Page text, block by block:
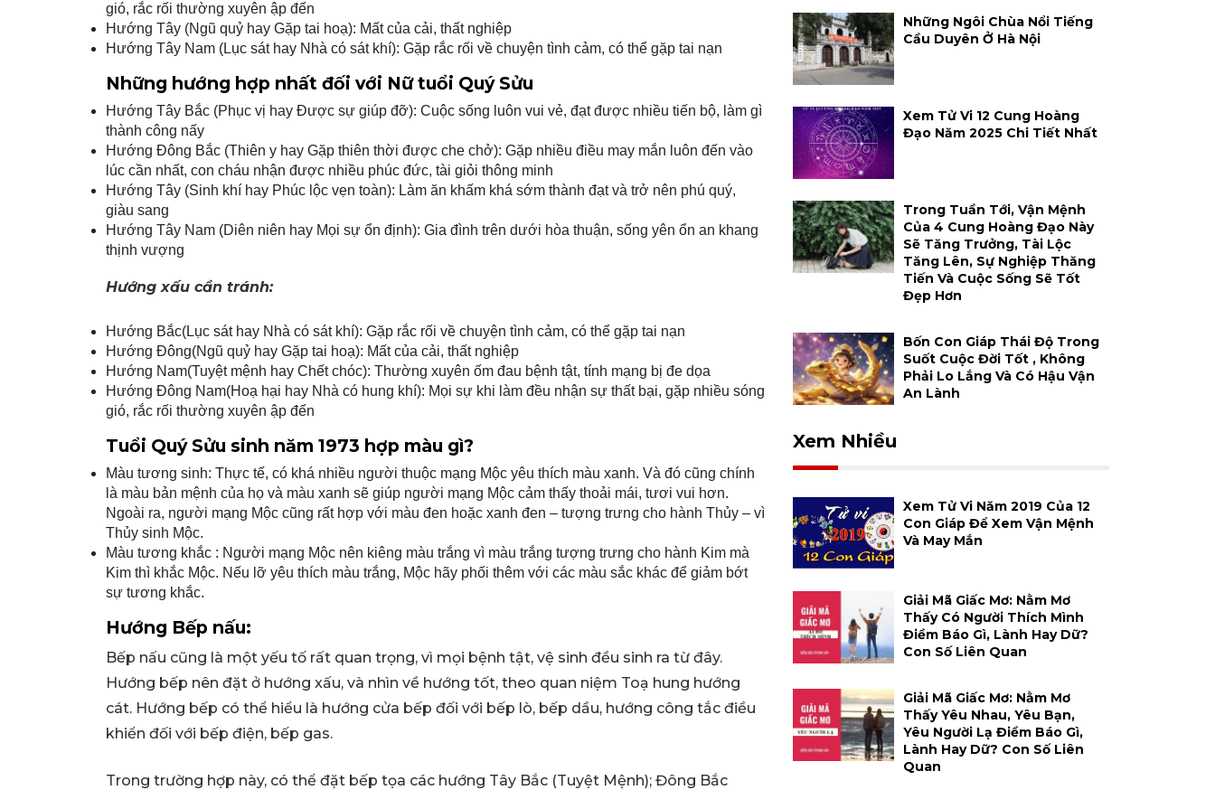
gió, rắc rối thường xuyên ập đến
Hướng Tây (Ngũ quỷ hay Gặp tai hoạ): Mất của cải, thất nghiệp
Hướng Tây Nam (Lục sát hay Nhà có sát khí): Gặp rắc rối về chuyện tình cảm, có thể gặp tai nạn
Những hướng hợp nhất đối với Nữ tuổi Quý Sửu
Hướng Tây Bắc (Phục vị hay Được sự giúp đỡ): Cuộc sống luôn vui vẻ, đạt được nhiều tiến bộ, làm gì
thành công nấy
Hướng Đông Bắc (Thiên y hay Gặp thiên thời được che chở): Gặp nhiều điều may mắn luôn đến vào
lúc cần nhất, con cháu nhận được nhiều phúc đức, tài giỏi thông minh
Hướng Tây (Sinh khí hay Phúc lộc vẹn toàn): Làm ăn khấm khá sớm thành đạt và trở nên phú quý,
giàu sang
Hướng Tây Nam (Diên niên hay Mọi sự ổn định): Gia đình trên dưới hòa thuận, sống yên ổn an khang
thịnh vượng
Hướng xấu cần tránh:
Hướng Bắc(Lục sát hay Nhà có sát khí): Gặp rắc rối về chuyện tình cảm, có thể gặp tai nạn
Hướng Đông(Ngũ quỷ hay Gặp tai hoạ): Mất của cải, thất nghiệp
Hướng Nam(Tuyệt mệnh hay Chết chóc): Thường xuyên ốm đau bệnh tật, tính mạng bị đe dọa
Hướng Đông Nam(Hoạ hại hay Nhà có hung khí): Mọi sự khi làm đều nhận sự thất bại, gặp nhiều sóng
gió, rắc rối thường xuyên ập đến
Tuổi Quý Sửu sinh năm 1973 hợp màu gì?
Màu tương sinh: Thực tế, có khá nhiều người thuộc mạng Mộc yêu thích màu xanh. Và đó cũng chính
là màu bản mệnh của họ và màu xanh sẽ giúp người mạng Mộc cảm thấy thoải mái, tươi vui hơn.
Ngoài ra, người mạng Mộc cũng rất hợp với màu đen hoặc xanh đen – tượng trưng cho hành Thủy – vì
Thủy sinh Mộc.
Màu tương khắc : Người mạng Mộc nên kiêng màu trắng vì màu trắng tượng trưng cho hành Kim mà
Kim thì khắc Mộc. Nếu lỡ yêu thích màu trắng, Mộc hãy phối thêm với các màu sắc khác để giảm bớt
sự tương khắc.
Hướng Bếp nấu:
Bếp nấu cũng là một yếu tố rất quan trọng, vì mọi bệnh tật, vệ sinh đều sinh ra từ đây.
Hướng bếp nên đặt ở hướng xấu, và nhìn về hướng tốt, theo quan niệm Toạ hung hướng
cát. Hướng bếp có thể hiểu là hướng cửa bếp đối với bếp lò, bếp dầu, hướng công tắc điều
khiển đối với bếp điện, bếp gas.
Trong trường hợp này, có thể đặt bếp tọa các hướng Tây Bắc (Tuyệt Mệnh); Đông Bắc
Những Ngôi Chùa Nổi Tiếng
Cầu Duyên Ở Hà Nội
Xem Tử Vi 12 Cung Hoàng
Đạo Năm 2025 Chi Tiết Nhất
Trong Tuần Tới, Vận Mệnh
Của 4 Cung Hoàng Đạo Này
Sẽ Tăng Trưởng, Tài Lộc
Tăng Lên, Sự Nghiệp Thăng
Tiến Và Cuộc Sống Sẽ Tốt
Đẹp Hơn
Bốn Con Giáp Thái Độ Trong
Suốt Cuộc Đời Tốt , Không
Phải Lo Lắng Và Có Hậu Vận
An Lành
Xem Nhiều
Xem Tử Vi Năm 2019 Của 12
Con Giáp Để Xem Vận Mệnh
Và May Mắn
Giải Mã Giấc Mơ: Nằm Mơ
Thấy Có Người Thích Mình
Điềm Báo Gì, Lành Hay Dữ?
Con Số Liên Quan
Giải Mã Giấc Mơ: Nằm Mơ
Thấy Yêu Nhau, Yêu Bạn,
Yêu Người Lạ Điềm Báo Gì,
Lành Hay Dữ? Con Số Liên
Quan